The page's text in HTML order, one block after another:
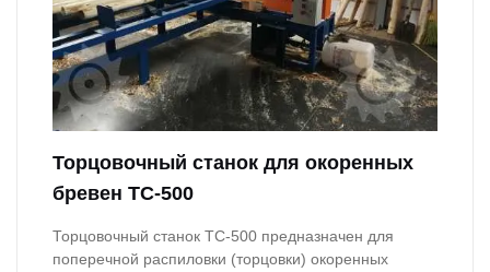
Торцовочный станок для окоренных
бревен ТС-500
Торцовочный станок ТС-500 предназначен для
поперечной распиловки (торцовки) окоренных